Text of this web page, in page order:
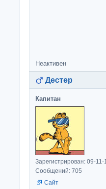
Неактивен
Дестер
Капитан
Зарегистрирован: 09-11-
Сообщений: 705
Сайт